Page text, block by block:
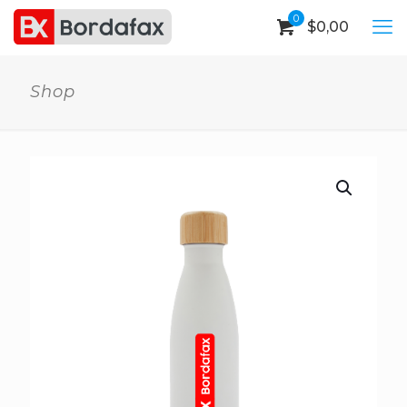
0 $0,00
Shop